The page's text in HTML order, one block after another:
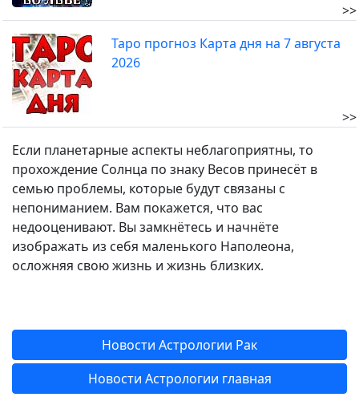
>>
Таро прогноз Карта дня на 7 августа
2026
>>
Если планетарные аспекты неблагоприятны, то
прохождение Солнца по знаку Весов принесёт в
семью проблемы, которые будут связаны с
непониманием. Вам покажется, что вас
недооценивают. Вы замкнётесь и начнёте
изображать из себя маленького Наполеона,
осложняя свою жизнь и жизнь близких.
Новости Астрологии Рак
Новости Астрологии главная